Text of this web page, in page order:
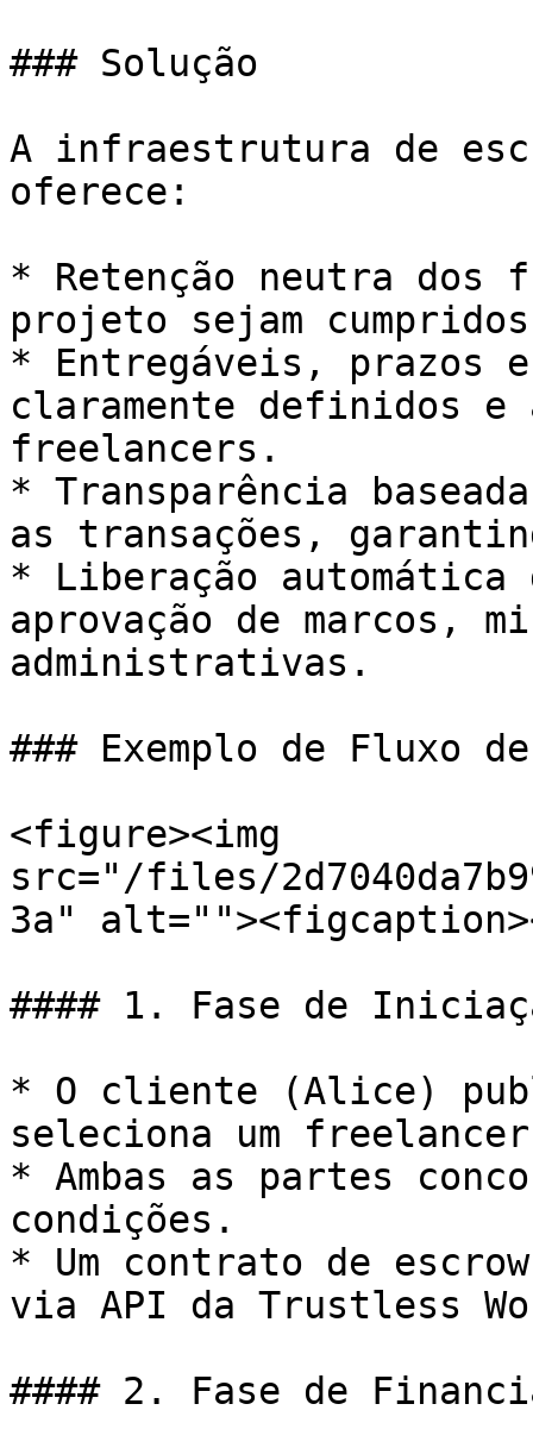
### Solução
A infraestrutura de
oferece:
* Retenção neutra dos
projeto sejam
* Entregáveis, prazos e
claramente definidos
freelancers.
* Transparência
as transações,
* Liberação automática
aprovação de marcos,
administrativas.
### Exemplo de Fluxo
<figure><img
src="/files/
3a"
#### 1. Fase de
* O cliente (Alice)
seleciona um
* Ambas as partes
condições.
* Um contrato de
via API da Trustless
#### 2. Fase de